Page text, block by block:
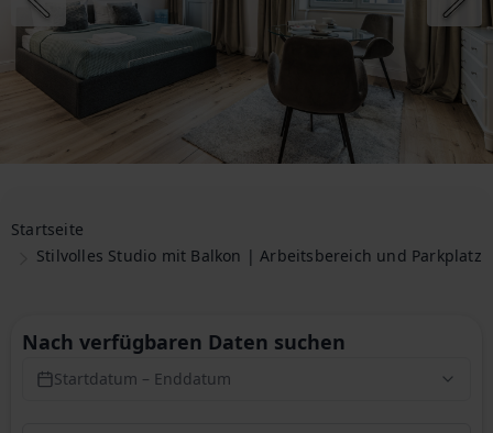
Startseite
Stilvolles Studio mit Balkon | Arbeitsbereich und Parkplatz
Nach verfügbaren Daten suchen
Startdatum – Enddatum